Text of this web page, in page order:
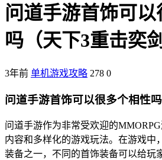
问道手游首饰可
吗（天下3重击奕剑
3年前 单机游戏攻略 278 0
问道手游首饰可以很多个相性吗
问道手游作为非常受欢迎的
内容和多样化的游戏玩法。在游戏中
装备之一，不同的首饰装备可以给玩